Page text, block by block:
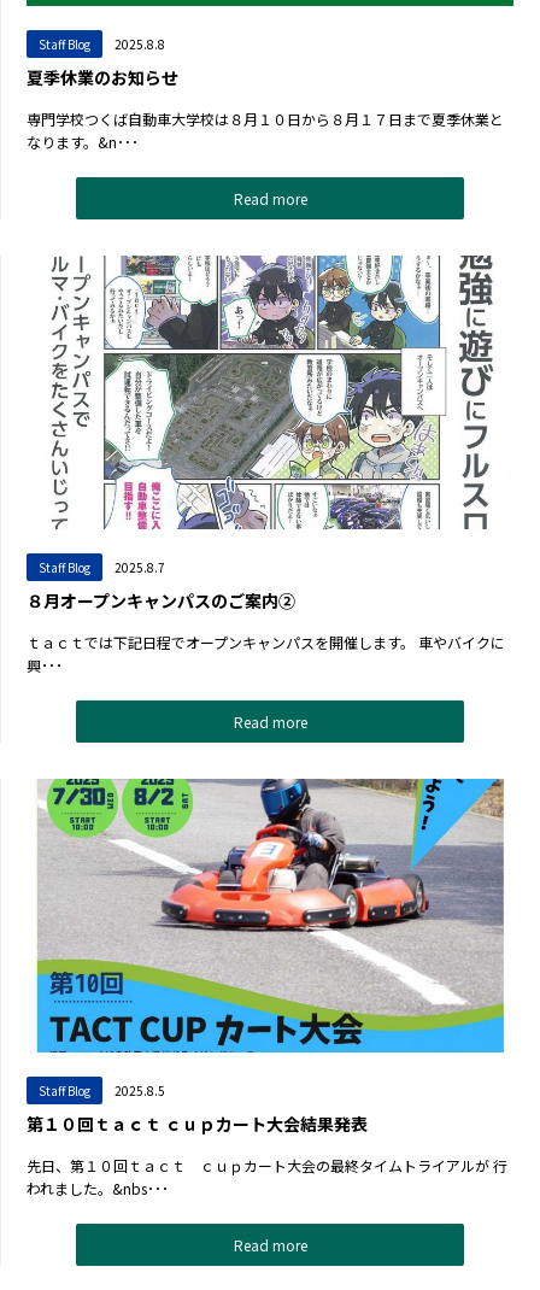
Staff Blog 2025.8.8
夏季休業のお知らせ
専門学校つくば自動車大学校は８月１０日から８月１７日まで夏季休業と
なります。&n･･･
Read more
Staff Blog 2025.8.7
８月オープンキャンパスのご案内②
ｔａｃｔでは下記日程でオープンキャンパスを開催します。 車やバイクに
興･･･
Read more
Staff Blog 2025.8.5
第１０回ｔａｃｔ ｃｕｐカート大会結果発表
先日、第１０回ｔａｃｔ ｃｕｐカート大会の最終タイムトライアルが 行
われました。&nbs･･･
Read more